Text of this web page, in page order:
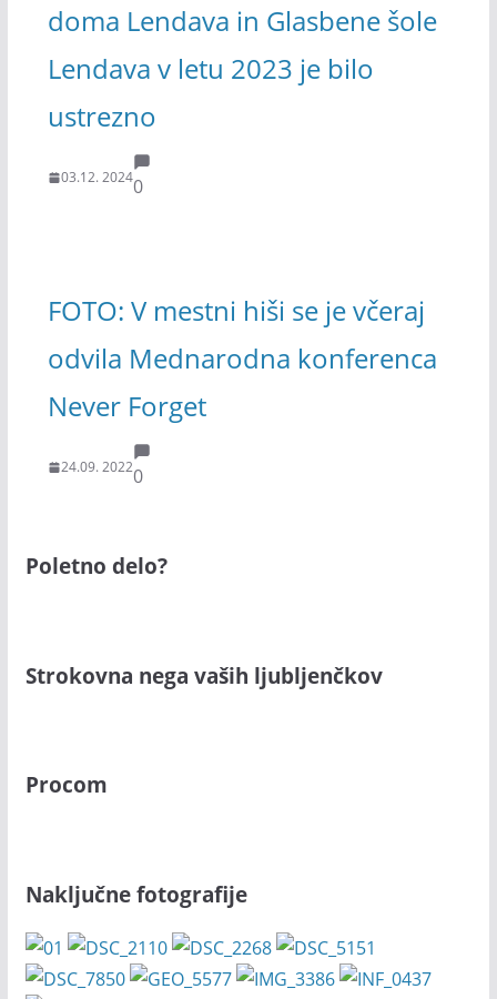
doma Lendava in Glasbene šole
Lendava v letu 2023 je bilo
ustrezno
03.12. 20240
FOTO: V mestni hiši se je včeraj
odvila Mednarodna konferenca
Never Forget
24.09. 20220
Poletno delo?
Strokovna nega vaših ljubljenčkov
Procom
Naključne fotografije